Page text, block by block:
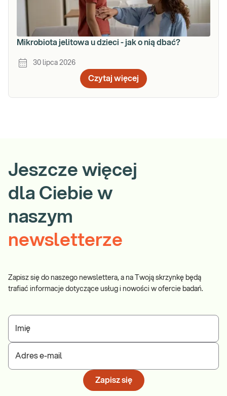
Mikrobiota jelitowa u dzieci - jak o nią dbać?
30 lipca 2026
Czytaj więcej
Jeszcze więcej
dla Ciebie w
naszym
newsletterze
Zapisz się do naszego newslettera, a na Twoją skrzynkę będą
trafiać informacje dotyczące usług i nowości w ofercie badań.
Imię
Adres e-mail
Zapisz się